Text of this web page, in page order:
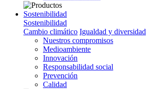
Sostenibilidad
Sostenibilidad
Cambio climático Igualdad y diversidad
Nuestros compromisos
Medioambiente
Innovación
Responsabilidad social
Prevención
Calidad